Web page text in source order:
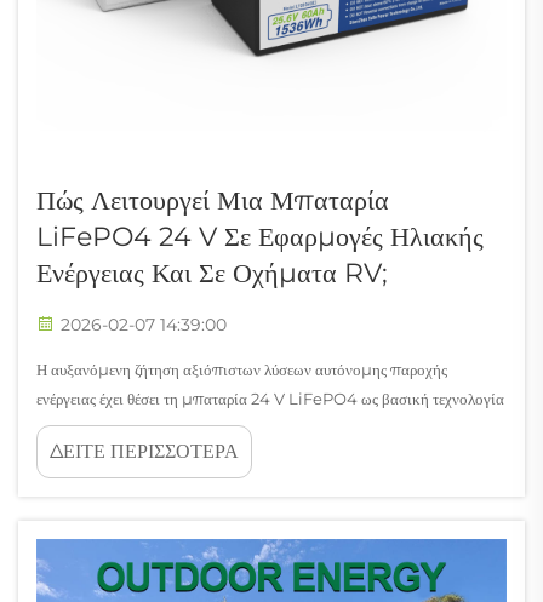
Πώς Λειτουργεί Μια Μπαταρία
LiFePO4 24 V Σε Εφαρμογές Ηλιακής
Ενέργειας Και Σε Οχήματα RV;
2026-02-07 14:39:00
Η αυξανόμενη ζήτηση αξιόπιστων λύσεων αυτόνομης παροχής
ενέργειας έχει θέσει τη μπαταρία 24 V LiFePO4 ως βασική τεχνολογία
για συστήματα ηλιακής ενέργειας και εφαρμογές οχημάτων αναψυχής
(RV). Αυτή η προηγμένη χημεία μπαταριών λιθίου-σιδήρου-
ΔΕΙΤΕ ΠΕΡΙΣΣΟΤΕΡΑ